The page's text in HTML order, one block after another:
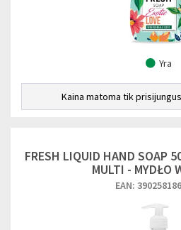
Yra
Kaina matoma tik
FRESH LIQUID HAND SOAP
MULTI - MYDŁO
EAN: